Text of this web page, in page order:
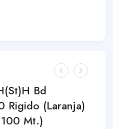
Bd
Rigido (Laranja)
Mt.)